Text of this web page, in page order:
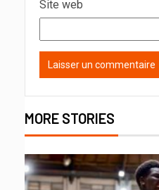
Site web
MORE STORIES